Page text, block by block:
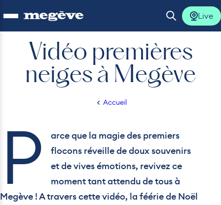
Ouvrir le menu Ouvrir la
Live
Vidéo premières
neiges à Megève
Accueil
/
Vidéo
neiges
à
Megève
P
arce que la magie des premiers
flocons réveille de doux souvenirs
et de vives émotions, revivez ce
moment tant attendu de tous à
Megève ! A travers cette vidéo, la féérie de Noël